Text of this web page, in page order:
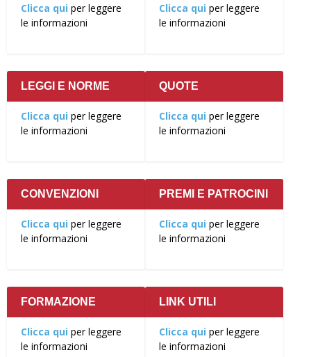
Clicca qui per leggere
le informazioni
Clicca qui per leggere
le informazioni
LEGGI E NORME
Clicca qui per leggere
le informazioni
QUOTE
Clicca qui per leggere
le informazioni
CONVENZIONI
Clicca qui per leggere
le informazioni
PREMI E PATROCINI
Clicca qui per leggere
le informazioni
FORMAZIONE
Clicca qui per leggere
le informazioni
LINK UTILI
Clicca qui per leggere
le informazioni